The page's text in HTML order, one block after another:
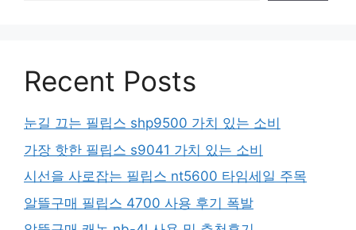
Recent Posts
눈길 끄는 필립스 shp9500 가치 있는 소비
가장 핫한 필립스 s9041 가치 있는 소비
시선을 사로잡는 필립스 nt5600 타임세일 주목
알뜰구매 필립스 4700 사용 후기 폭발